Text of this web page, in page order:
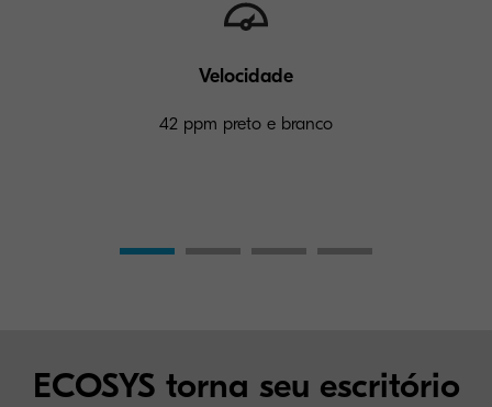
Velocidade
42 ppm preto e branco
ECOSYS torna seu escritório